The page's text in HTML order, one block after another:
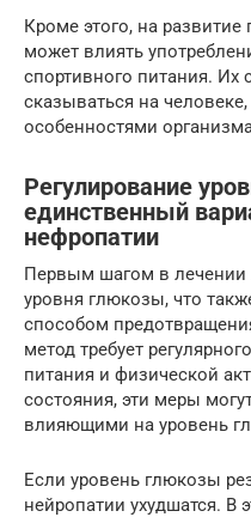
Кроме этого, на
может влиять
спортивного питания. Их
сказываться на
особенностями
Регулирование
единственный
нефропатии
Первым шагом в лечении
уровня глюкозы, что
способом
метод требует
питания и физической
состояния, эти меры
влияющими на уровень
Если уровень глюкозы
нейропатии ухудшатся. В